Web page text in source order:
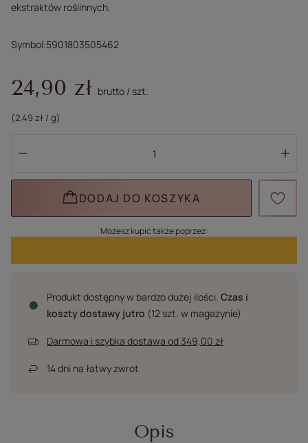
ekstraktów roślinnych.
Symbol 5901803505462
24,90 zł brutto /szt.
(2,49 zł / g)
DODAJ DO KOSZYKA
Możesz kupić także poprzez:
Produkt dostępny w bardzo dużej ilości Czas i
koszty dostawy jutro (12 szt. w magazynie)
Darmowa i szybka dostawa od 349,00 zł
14dni na łatwy zwrot
Opis